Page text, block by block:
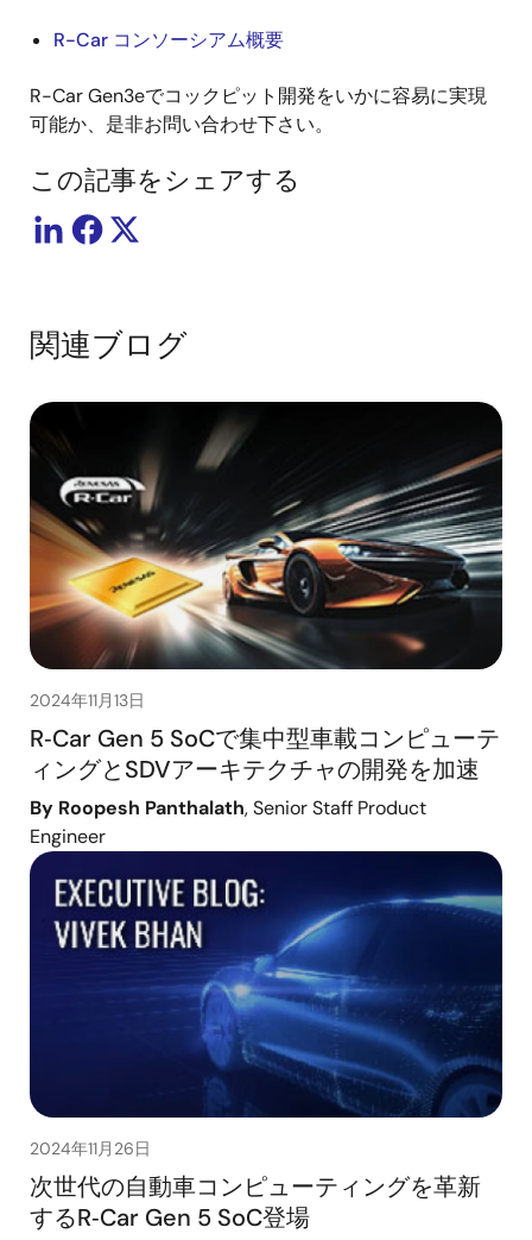
R-Car コンソーシアム概要
R-Car Gen3eでコックピット開発をいかに容易に実現
可能か、是非お問い合わせ下さい。
この記事をシェアする
関連ブログ
2024年11月13日
R‑Car Gen 5 SoCで集中型車載コンピューテ
ィングとSDVアーキテクチャの開発を加速
By Roopesh Panthalath, Senior Staff Product
Engineer
2024年11月26日
次世代の自動車コンピューティングを革新
するR‑Car Gen 5 SoC登場